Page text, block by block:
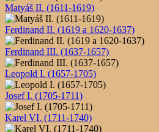
Matyáš II. (1611-1619)
Ferdinand II. (1619 a 1620-1637)
Ferdinand III. (1637-1657)
Leopold I. (1657-1705)
Josef I. (1705-1711)
Karel VI. (1711-1740)